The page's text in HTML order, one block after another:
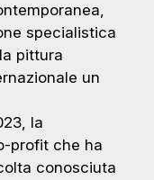
specialistica
pittura
un
la
profit che ha
conosciuta